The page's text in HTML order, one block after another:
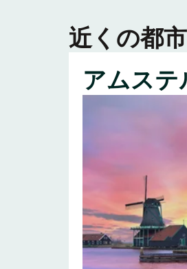
近くの都
アムステ